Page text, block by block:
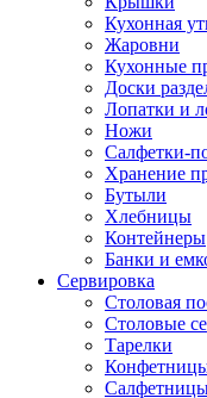
Кухонная
Жаровни
Кухонные
Доски
Лопатки и
Ножи
Салфетки-
Хранение
Бутыли
Хлебницы
Контейнеры
Банки и
Сервировка
Столовая
Столовые
Тарелки